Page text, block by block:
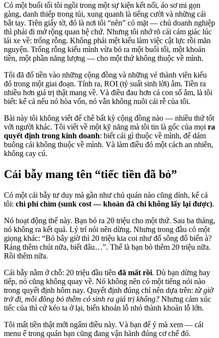
Có một buổi tối tôi ngồi trong một sự kiện kết nối, áo sơ mi gọn
gàng, danh thiếp trong túi, xung quanh là tiếng cười và những cái
bắt tay. Trên giấy tờ, đó là nơi tôi “nên” có mặt — chủ doanh nghiệp
thì phải đi mở rộng quan hệ chứ. Nhưng tôi nhớ rõ cái cảm giác lúc
lái xe về: trống rỗng. Không phải mệt kiểu làm việc cật lực rồi mãn
nguyện. Trống rỗng kiểu mình vừa bỏ ra một buổi tối, một khoản
tiền, một phần năng lượng — cho một thứ không thuộc về mình.
Tôi đã đổ tiền vào những cộng đồng và những vé thành viên kiểu
đó trong một giai đoạn. Tính ra, ROI (tỷ suất sinh lời) âm. Tiền ra
nhiều hơn giá trị thật mang về. Và điều đau hơn cả con số âm, là tôi
biết: kể cả nếu nó hòa vốn, nó vẫn không nuôi cái rễ của tôi.
Bài này tôi không viết để chê bất kỳ cộng đồng nào — nhiều thứ tốt
với người khác. Tôi viết về một kỹ năng mà tôi tin là gốc của mọi ra
quyết định trong kinh doanh: biết cái gì thuộc về mình, để dám
buông cái không thuộc về mình. Và làm điều đó một cách an nhiên,
không cay cú.
Cái bẫy mang tên “tiếc tiền đã bỏ”
Có một cái bẫy tư duy mà gần như chủ quán nào cũng dính, kể cả
tôi: chi phí chìm (sunk cost — khoản đã chi không lấy lại được).
Nó hoạt động thế này. Bạn bỏ ra 20 triệu cho một thứ. Sau ba tháng,
nó không ra kết quả. Lý trí nói nên dừng. Nhưng trong đầu có một
giọng khác: “Bỏ bây giờ thì 20 triệu kia coi như đổ sông đổ biển à?
Ráng thêm chút nữa, biết đâu…”. Thế là bạn bỏ thêm 20 triệu nữa.
Rồi thêm nữa.
Cái bẫy nằm ở chỗ: 20 triệu đầu tiên đã mất rồi. Dù bạn dừng hay
tiếp, nó cũng không quay về. Nó không nên có một tiếng nói nào
trong quyết định hôm nay. Quyết định đúng chỉ nên dựa trên: từ giờ
trở đi, mỗi đồng bỏ thêm có sinh ra giá trị không? Nhưng cảm xúc
tiếc của thì cứ kéo ta ở lại, biến khoản lỗ nhỏ thành khoản lỗ lớn.
Tôi mất tiền thật mới ngấm điều này. Và bạn để ý mà xem — cái
menu ế trong quán bạn cũng đang vận hành đúng cơ chế đó.